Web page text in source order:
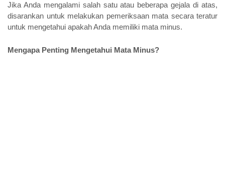
Jika Anda mengalami salah satu atau beberapa gejala di atas,
disarankan untuk melakukan pemeriksaan mata secara teratur
untuk mengetahui apakah Anda memiliki mata minus.
Mengapa Penting Mengetahui Mata Minus?